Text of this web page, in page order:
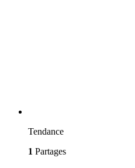
Tendance
1 Partages